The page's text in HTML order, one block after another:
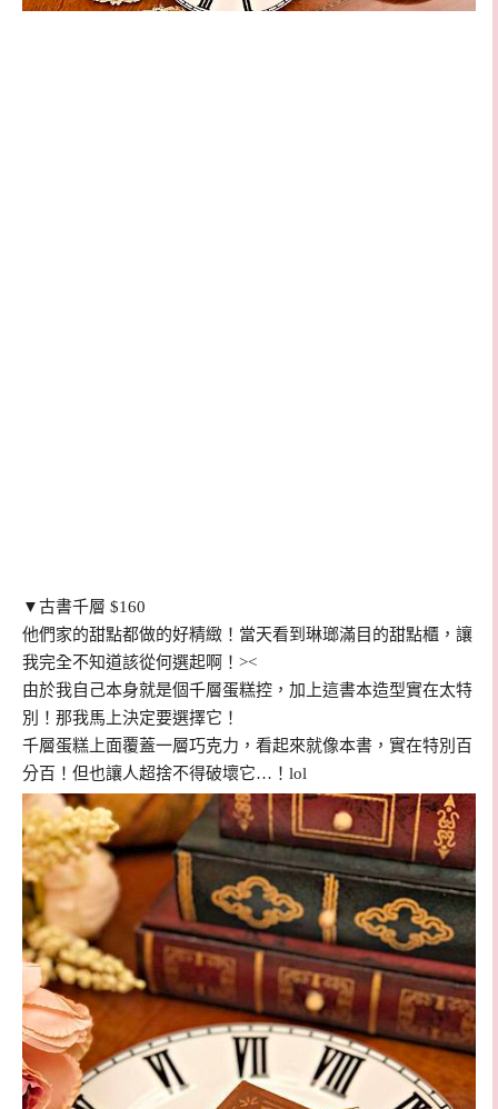
▼古書千層 $160
他們家的甜點都做的好精緻！當天看到琳瑯滿目的甜點櫃，讓
我完全不知道該從何選起啊！><
由於我自己本身就是個千層蛋糕控，加上這書本造型實在太特
別！那我馬上決定要選擇它！
千層蛋糕上面覆蓋一層巧克力，看起來就像本書，實在特別百
分百！但也讓人超捨不得破壞它…！lol